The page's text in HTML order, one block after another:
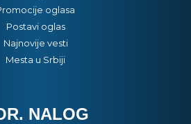
oglasa
Postavi oglas
Najnovije vesti
Mesta u Srbiji
NALOG